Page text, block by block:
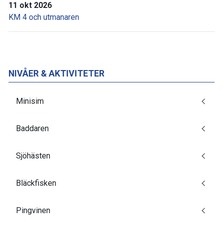
11 okt 2026
KM 4 och utmanaren
NIVÅER & AKTIVITETER
Minisim
Baddaren
Sjöhästen
Bläckfisken
Pingvinen